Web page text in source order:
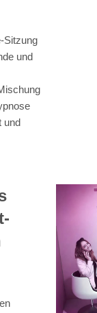
Sitzung
und
und